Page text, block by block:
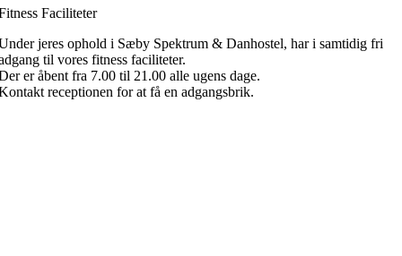
Faciliteter
jeres ophold i Sæby Spektrum & Danhostel, har i samtidig fri
til vores fitness faciliteter.
er åbent fra 7.00 til 21.00 alle ugens dage.
receptionen for at få en adgangsbrik.